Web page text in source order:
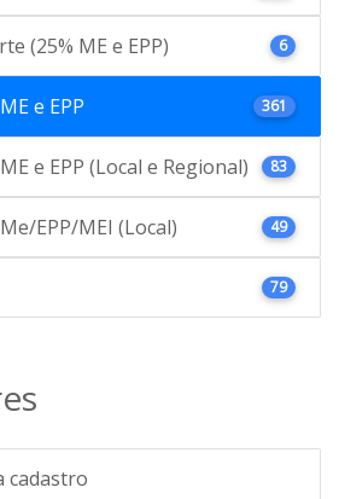
(25% ME e EPP) 6
e EPP 361
e EPP (Local e Regional) 83
EPP/MEI (Local) 49
79
cadastro